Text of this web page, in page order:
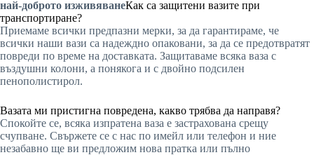
най-доброто изживяванеКак са защитени вазите при
транспортиране?
Приемаме всички предпазни мерки, за да гарантираме, че
всички наши вази са надеждно опаковани, за да се предотвратят
повреди по време на доставката. Защитаваме всяка ваза с
въздушни колони, а понякога и с двойно подсилен
пенополистирол.
Вазата ми пристигна повредена, какво трябва да направя?
Спокойте се, всяка изпратена ваза е застрахована срещу
счупване. Свържете се с нас по имейл или телефон и ние
незабавно ще ви предложим нова пратка или пълно